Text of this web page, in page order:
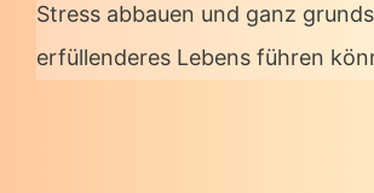
Stress abbauen und ganz
erfüllenderes Lebens führen